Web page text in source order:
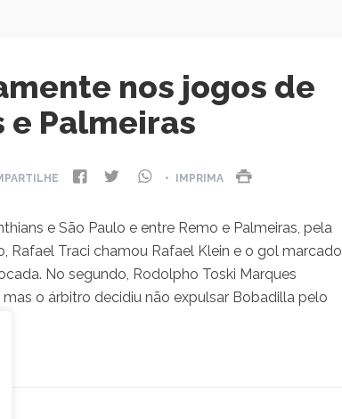
nos jogos de
e Palmeiras
• IMPRIMA
e São Paulo e entre Remo e Palmeiras, pela
Rafael Traci chamou Rafael Klein e o gol marcado
No segundo, Rodolpho Toski Marques
o árbitro decidiu não expulsar Bobadilla pelo